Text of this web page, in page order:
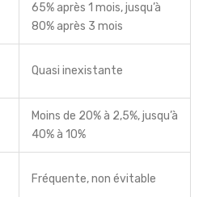
65% après 1 mois, jusqu’à
80% après 3 mois
Quasi inexistante
Moins de 20% à 2,5%, jusqu’à
40% à 10%
Fréquente, non évitable